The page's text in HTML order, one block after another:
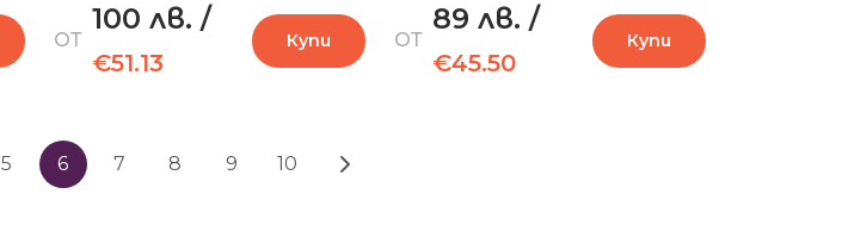
ОТ
100 лв. /
€51.13
Купи ОТ
89 лв. /
€45.50
Купи
5 6 7 8 9 10